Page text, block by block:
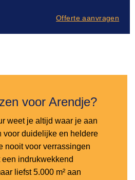
Offerte aanvragen
voor Arendje?
weet je altijd waar je aan
voor duidelijke en heldere
nooit voor verrassingen
een indrukwekkend
liefst 5.000 m² aan